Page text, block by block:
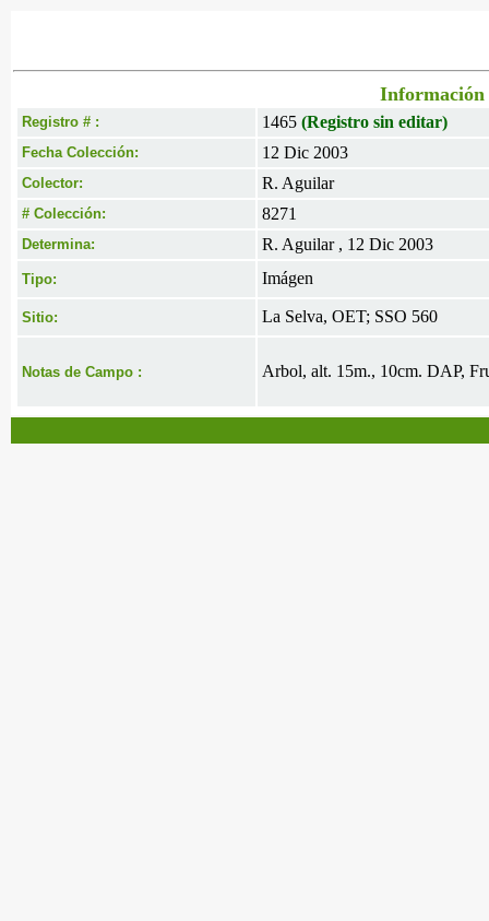
Información
Registro # : 1465 (Registro sin editar)
Fecha Colección: 12 Dic 2003
Colector: R. Aguilar
# Colección: 8271
Determina: R. Aguilar , 12 Dic 2003
Tipo: Imágen
Sitio: La Selva, OET; SSO 560
Notas de Campo : Arbol, alt. 15m., 10cm. DAP,